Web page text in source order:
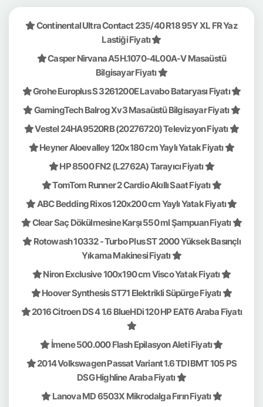
Continental Ultra Contact 235/40 R18 95Y XL FR Yaz
Lastiği Fiyatı
Casper Nirvana A5H.1070-4L00A-V Masaüstü
Bilgisayar Fiyatı
Grohe Europlus S 3261200E Lavabo Bataryası Fiyatı
GamingTech Balrog Xv3 Masaüstü Bilgisayar Fiyatı
Vestel 24HA9520RB (20276720) Televizyon Fiyatı
Heyner Aloevalley 120x180 cm Yaylı Yatak Fiyatı
HP 8500 FN2 (L2762A) Tarayıcı Fiyatı
TomTom Runner 2 Cardio Akıllı Saat Fiyatı
ABC Bedding Rixos 120x200 cm Yaylı Yatak Fiyatı
Clear Saç Dökülmesine Karşı 550 ml Şampuan Fiyatı
Rotowash 10332 - Turbo Plus ST 2000 Yüksek Basınçlı
Yıkama Makinesi Fiyatı
Niron Exclusive 100x190 cm Visco Yatak Fiyatı
Hoover Synthesis ST71 Elektrikli Süpürge Fiyatı
2016 Citroen DS 4 1.6 BlueHDi 120 HP EAT6 Araba Fiyatı
İmene 500.000 Flash Epilasyon Aleti Fiyatı
2014 Volkswagen Passat Variant 1.6 TDI BMT 105 PS
DSG Highline Araba Fiyatı
Lanova MD 6503X Mikrodalga Fırın Fiyatı